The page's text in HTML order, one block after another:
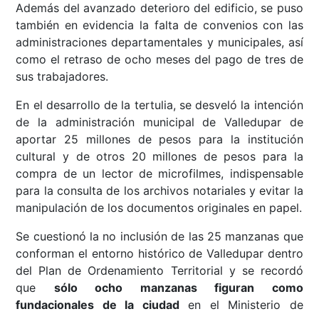
Además del avanzado deterioro del edificio, se puso
también en evidencia la falta de convenios con las
administraciones departamentales y municipales, así
como el retraso de ocho meses del pago de tres de
sus trabajadores.
En el desarrollo de la tertulia, se desveló la intención
de la administración municipal de Valledupar de
aportar 25 millones de pesos para la institución
cultural y de otros 20 millones de pesos para la
compra de un lector de microfilmes, indispensable
para la consulta de los archivos notariales y evitar la
manipulación de los documentos originales en papel.
Se cuestionó la no inclusión de las 25 manzanas que
conforman el entorno histórico de Valledupar dentro
del Plan de Ordenamiento Territorial y se recordó
que sólo ocho manzanas figuran como
fundacionales de la ciudaden el Ministerio de